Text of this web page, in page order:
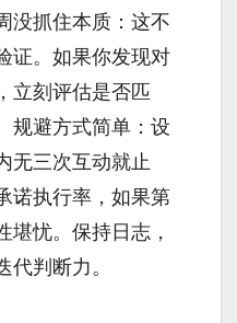
没抓住本质：这不
证。如果你发现对
立刻评估是否匹
规避方式简单：设
无三次互动就止
诺执行率，如果第
堪忧。保持日志，
判断力。